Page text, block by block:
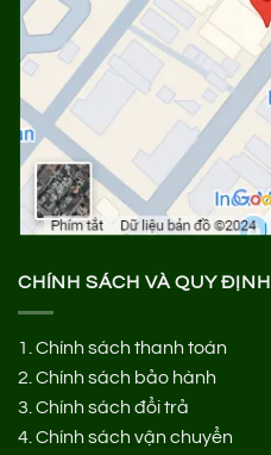
CHÍNH SÁCH VÀ QUY ĐỊNH
1. Chính sách thanh toán
2. Chính sách bảo hành
3. Chính sách đổi trả
4. Chính sách vận chuyển